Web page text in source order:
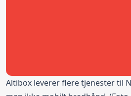
Altibox leverer flere tjenester til